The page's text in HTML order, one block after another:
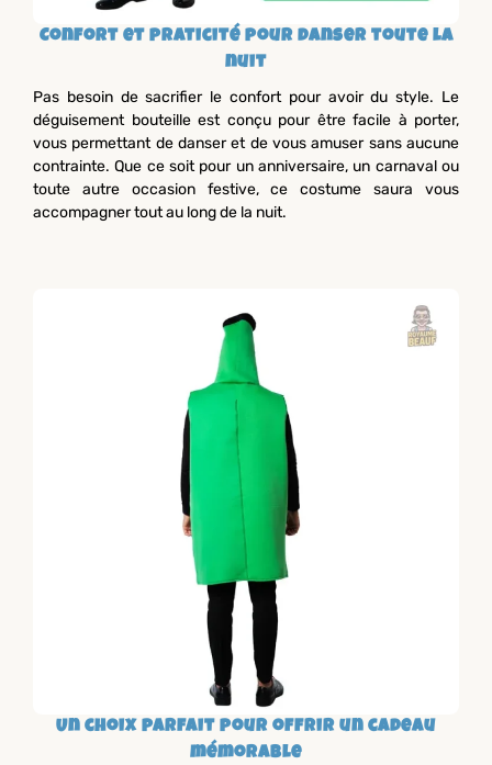
Confort et praticité pour danser toute la
nuit
Pas besoin de sacrifier le confort pour avoir du style. Le
déguisement bouteille est conçu pour être facile à porter,
vous permettant de danser et de vous amuser sans aucune
contrainte. Que ce soit pour un anniversaire, un carnaval ou
toute autre occasion festive, ce costume saura vous
accompagner tout au long de la nuit.
Un choix parfait pour offrir un cadeau
mémorable